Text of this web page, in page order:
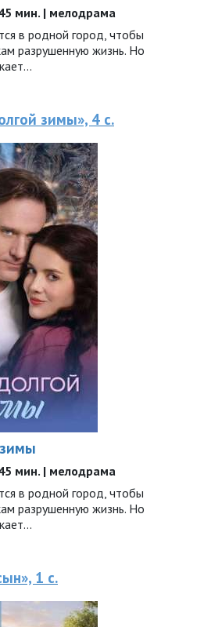
мин. | мелодрама
в родной город, чтобы
разрушенную жизнь. Но
зимы», 4 с.
мин. | мелодрама
в родной город, чтобы
разрушенную жизнь. Но
1 с.